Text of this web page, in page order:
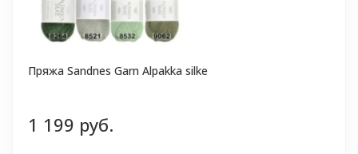
Пряжа Sandnes Garn Alpakka silke
1 199 руб.